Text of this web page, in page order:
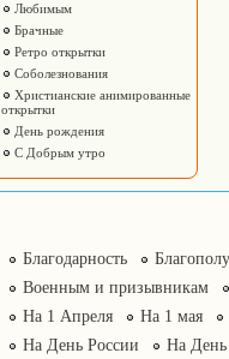
Любимым
Брачные
Ретро открытки
Соболезнования
Христианские анимированные
открытки
День рождения
С Добрым утро
Благодарность
Военным и призывникам
На 1 Апреля
На 1 мая
На День России
На День